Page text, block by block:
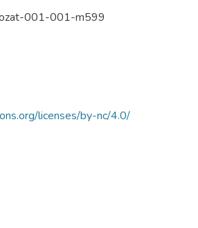
001-001-m599
licenses/by-nc/4.0/